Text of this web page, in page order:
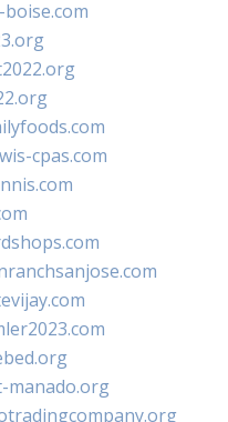
cpas.com
manado.org